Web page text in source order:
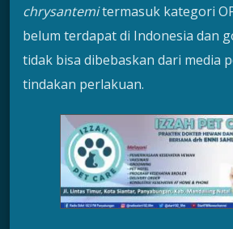
chrysantemitermasuk kategori
belum terdapat di Indonesia dan
tidak bisa dibebaskan dari media
tindakan perlakuan.